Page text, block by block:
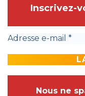
Inscrivez-
Nous ne